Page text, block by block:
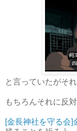
と言っていたがそ
もちろんそれに反
[金長神社を守る会]